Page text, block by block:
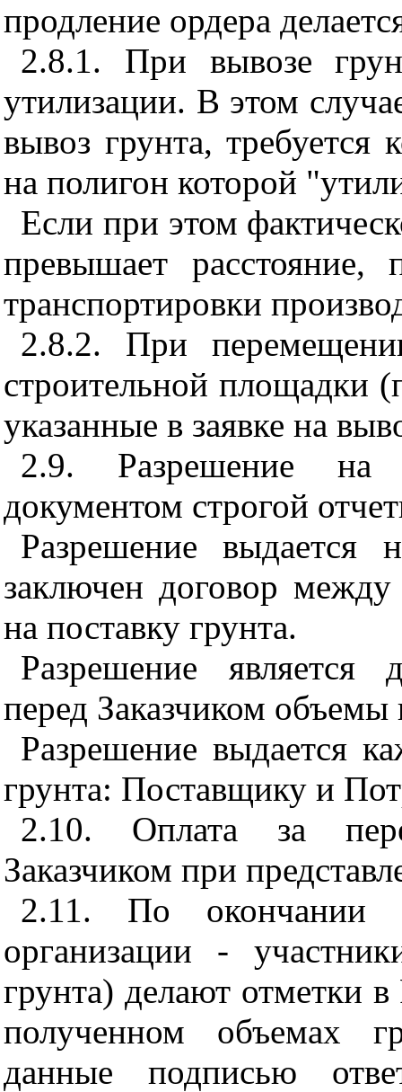
продление ордера
2.8.1. При вывозе
утилизации. В этом
вывоз грунта, требуется
на полигон которой
Если при этом
превышает расстояние,
транспортировки
2.8.2. При
строительной площадки
указанные в заявке на
2.9. Разрешение на
документом строгой
Разрешение выдается
заключен договор
на поставку грунта.
Разрешение является
перед Заказчиком объемы
Разрешение выдается
грунта: Поставщику и
2.10. Оплата за
Заказчиком при
2.11. По окончании
организации -
грунта) делают отметки
полученном объемах
данные подписью